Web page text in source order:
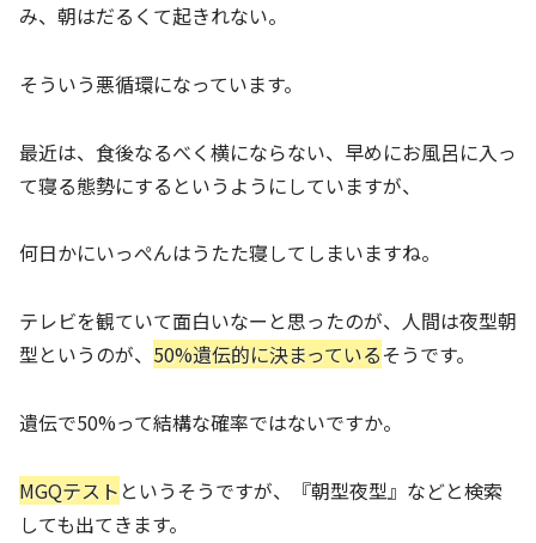
み、朝はだるくて起きれない。
そういう悪循環になっています。
最近は、食後なるべく横にならない、早めにお風呂に入っ
て寝る態勢にするというようにしていますが、
何日かにいっぺんはうたた寝してしまいますね。
テレビを観ていて面白いなーと思ったのが、人間は夜型朝
型というのが、 50%遺伝的に決まっているそうです。
遺伝で50%って結構な確率ではないですか。
MGQテストというそうですが、『朝型夜型』などと検索
しても出てきます。